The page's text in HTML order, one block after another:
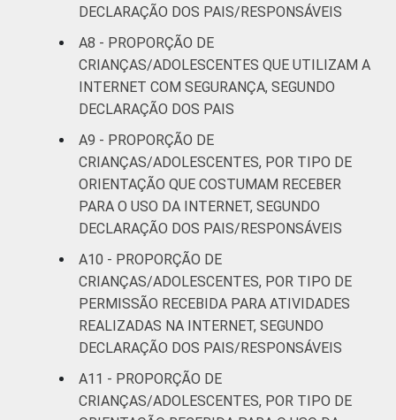
DECLARAÇÃO DOS PAIS/RESPONSÁVEIS
A8 - PROPORÇÃO DE
CRIANÇAS/ADOLESCENTES QUE UTILIZAM A
INTERNET COM SEGURANÇA, SEGUNDO
DECLARAÇÃO DOS PAIS
A9 - PROPORÇÃO DE
CRIANÇAS/ADOLESCENTES, POR TIPO DE
ORIENTAÇÃO QUE COSTUMAM RECEBER
PARA O USO DA INTERNET, SEGUNDO
DECLARAÇÃO DOS PAIS/RESPONSÁVEIS
A10 - PROPORÇÃO DE
CRIANÇAS/ADOLESCENTES, POR TIPO DE
PERMISSÃO RECEBIDA PARA ATIVIDADES
REALIZADAS NA INTERNET, SEGUNDO
DECLARAÇÃO DOS PAIS/RESPONSÁVEIS
A11 - PROPORÇÃO DE
CRIANÇAS/ADOLESCENTES, POR TIPO DE